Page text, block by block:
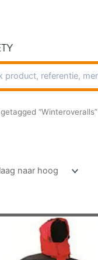
“Winteroveralls”